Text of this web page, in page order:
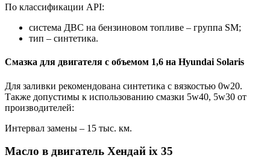
По классификации API:
система ДВС на бензиновом топливе – группа SM;
тип – синтетика.
Смазка для двигателя с объемом 1,6 на Hyundai Solaris
Для заливки рекомендована синтетика с вязкостью 0w20.
Также допустимы к использованию смазки 5w40, 5w30 от
производителей:
Интервал замены – 15 тыс. км.
Масло в двигатель Хендай ix 35